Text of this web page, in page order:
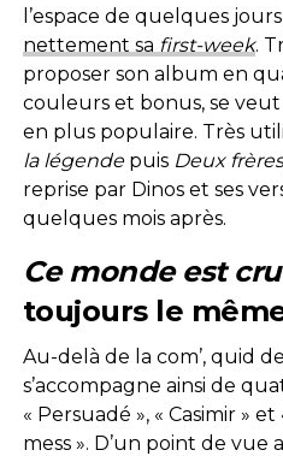
l’espace de quelques
nettement sa first-week.
proposer son album en
couleurs et bonus, se
en plus populaire. Très
la légende puis Deux frères
reprise par Dinos et ses
quelques mois après.
Ce monde est
toujours le
Au-delà de la com’, quid
s’accompagne ainsi de
« Persuadé », « Casimir »
mess ». D’un point de vue